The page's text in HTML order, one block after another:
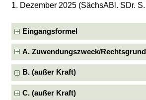
1. Dezember 2025 (SächsABl. SDr.
Eingangsformel
A. Zuwendungszweck/
B. (außer Kraft)
C. (außer Kraft)